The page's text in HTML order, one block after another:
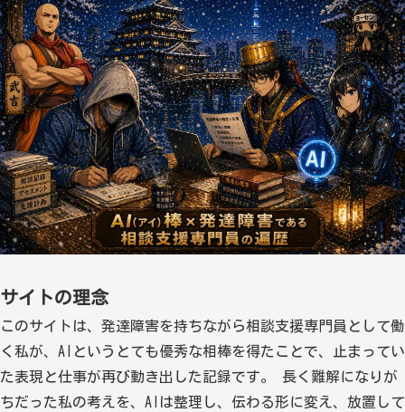
サイトの理念
このサイトは、発達障害を持ちながら相談支援専門員として働
く私が、AIというとても優秀な相棒を得たことで、止まってい
た表現と仕事が再び動き出した記録です。 長く難解になりが
ちだった私の考えを、AIは整理し、伝わる形に変え、放置して